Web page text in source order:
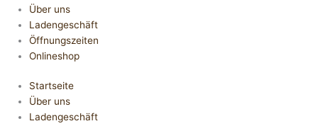
Über uns
Ladengeschäft
Öffnungszeiten
Onlineshop
Startseite
Über uns
Ladengeschäft